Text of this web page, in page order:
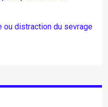
ou distraction du sevrage